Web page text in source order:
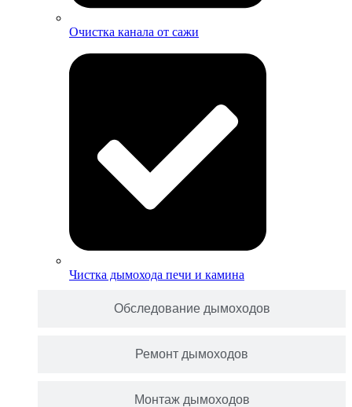
Обследование дымоходов
Ремонт дымоходов
Монтаж дымоходов
Очистка канала от сажи
Чистка дымохода печи и камина